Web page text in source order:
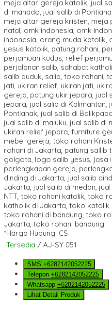
*Harga Hubungi CS
Tersedia / AJ-SY 051
SMS +6282142052225
Telepon +6282142052225
Whatsapp +6282142052225
Lihat Detail Produk